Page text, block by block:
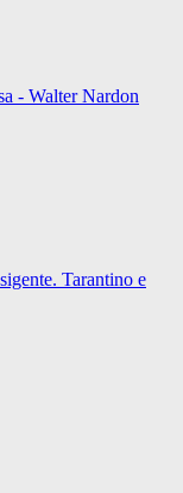
- Walter Nardon
Tarantino e